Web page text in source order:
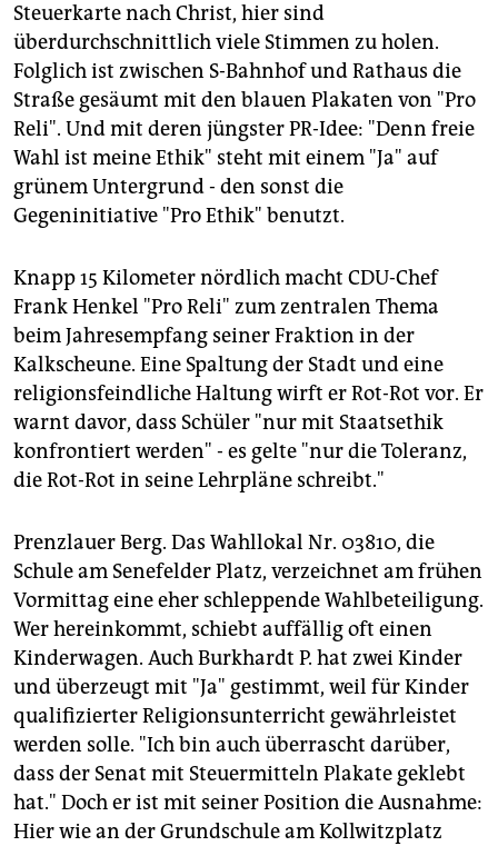
Steuerkarte nach Christ, hier sind
überdurchschnittlich viele Stimmen zu holen.
Folglich ist zwischen S-Bahnhof und Rathaus die
Straße gesäumt mit den blauen Plakaten von "Pro
Reli". Und mit deren jüngster PR-Idee: "Denn freie
Wahl ist meine Ethik" steht mit einem "Ja" auf
grünem Untergrund - den sonst die
Gegeninitiative "Pro Ethik" benutzt.
Knapp 15 Kilometer nördlich macht CDU-Chef
Frank Henkel "Pro Reli" zum zentralen Thema
beim Jahresempfang seiner Fraktion in der
Kalkscheune. Eine Spaltung der Stadt und eine
religionsfeindliche Haltung wirft er Rot-Rot vor. Er
warnt davor, dass Schüler "nur mit Staatsethik
konfrontiert werden" - es gelte "nur die Toleranz,
die Rot-Rot in seine Lehrpläne schreibt."
Prenzlauer Berg. Das Wahllokal Nr. 03810, die
Schule am Senefelder Platz, verzeichnet am frühen
Vormittag eine eher schleppende Wahlbeteiligung.
Wer hereinkommt, schiebt auffällig oft einen
Kinderwagen. Auch Burkhardt P. hat zwei Kinder
und überzeugt mit "Ja" gestimmt, weil für Kinder
qualifizierter Religionsunterricht gewährleistet
werden solle. "Ich bin auch überrascht darüber,
dass der Senat mit Steuermitteln Plakate geklebt
hat." Doch er ist mit seiner Position die Ausnahme:
Hier wie an der Grundschule am Kollwitzplatz